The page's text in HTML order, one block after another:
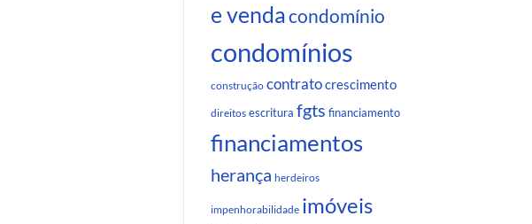
e vendacondomínio
condomínios
construção contratocrescimento
direitos escritura fgts financiamento
financiamentos
herança herdeiros
impenhorabilidade imóveis